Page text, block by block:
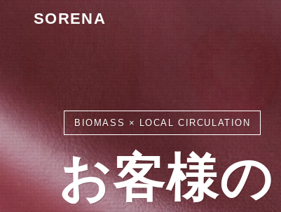
SORENA
BIOMASS × LOCAL CIRCULATION
お客様の
BIOMASS × LOCAL CIRCULATION
お客様の
BIOMASS × LOCAL CIRCULATION
お客様の
BIOMASS × LOCAL CIRCULATION
お客様の